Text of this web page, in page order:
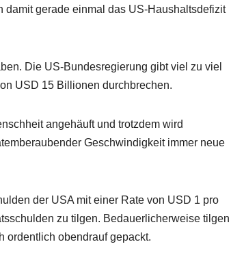
damit gerade einmal das US-Haushaltsdefizit
Die US-Bundesregierung gibt viel zu viel
USD 15 Billionen durchbrechen.
angehäuft und trotzdem wird
Geschwindigkeit immer neue
der USA mit einer Rate von USD 1 pro
zu tilgen. Bedauerlicherweise tilgen
ordentlich obendrauf gepackt.